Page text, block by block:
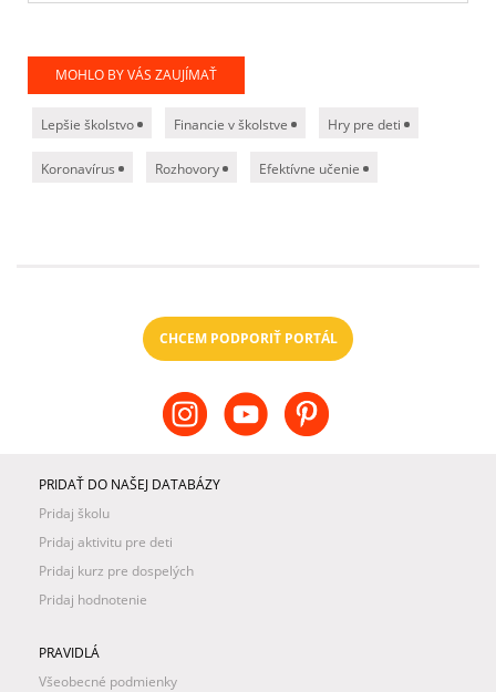
MOHLO BY VÁS ZAUJÍMAŤ
Lepšie školstvo Financie v školstve Hry pre deti
Koronavírus Rozhovory Efektívne učenie
CHCEM PODPORIŤ PORTÁL
PRIDAŤ DO NAŠEJ DATABÁZY
Pridaj školu
Pridaj aktivitu pre deti
Pridaj kurz pre dospelých
Pridaj hodnotenie
PRAVIDLÁ
Všeobecné podmienky